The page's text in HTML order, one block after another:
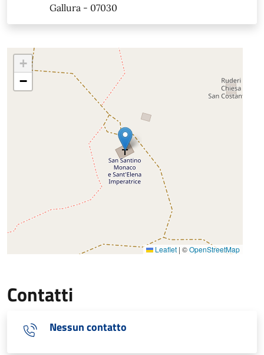
Gallura - 07030
+
−
Leaflet | ©OpenStreetMap
Contatti
Nessun contatto